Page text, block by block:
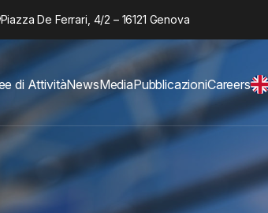
Piazza De Ferrari, 4/2 – 16121 Genova
di AttivitàNewsMediaPubblicazioniCareers